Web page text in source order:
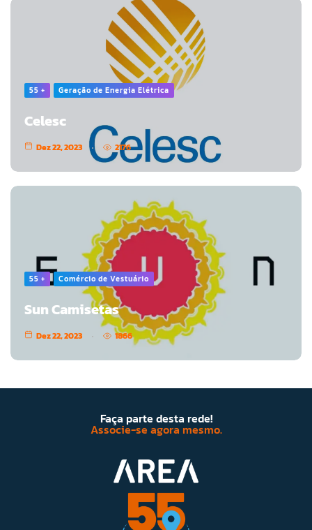
55 + Geração de Energia Elétrica
Celesc
Dez 22, 2023 2176
55 + Comércio de Vestuário
Sun Camisetas
Dez 22, 2023 1866
Faça parte desta rede!
Associe-se agora mesmo.